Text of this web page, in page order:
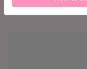
¥ ロード中...